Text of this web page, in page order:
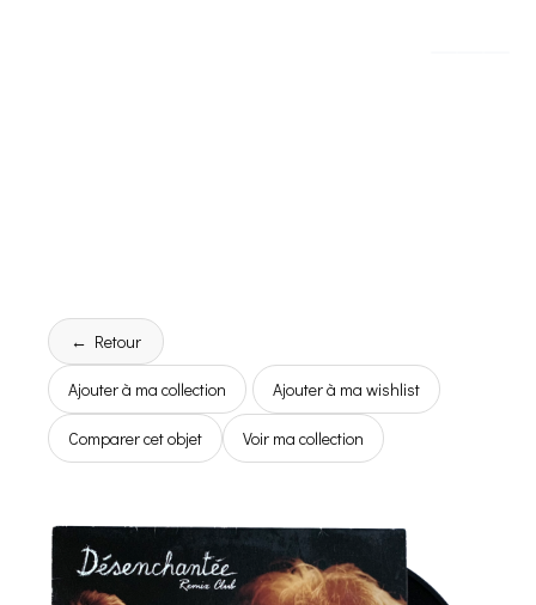
← Retour
Ajouter à ma collection Ajouter à ma wishlist
Comparer cet objet Voir ma collection